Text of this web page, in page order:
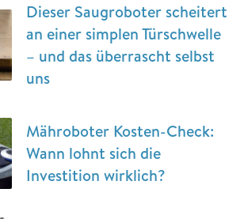
Dieser Saugroboter scheitert
an einer simplen Türschwelle
– und das überrascht selbst
uns
Mähroboter Kosten-Check:
Wann lohnt sich die
Investition wirklich?